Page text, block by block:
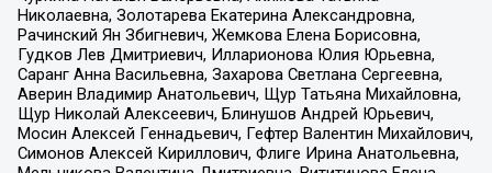
Николаевна, Золотарева Екатерина Александровна,
Рачинский Ян Збигневич, Жемкова Елена Борисовна,
Гудков Лев Дмитриевич, Илларионова Юлия Юрьевна,
Саранг Анна Васильевна, Захарова Светлана Сергеевна,
Аверин Владимир Анатольевич, Щур Татьяна Михайловна,
Щур Николай Алексеевич, Блинушов Андрей Юрьевич,
Мосин Алексей Геннадьевич, Гефтер Валентин Михайлович,
Симонов Алексей Кириллович, Флиге Ирина Анатольевна,